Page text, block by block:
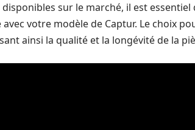
sur le marché, il est essentiel
votre modèle de Captur. Le choix
ainsi la qualité et la longévité de la